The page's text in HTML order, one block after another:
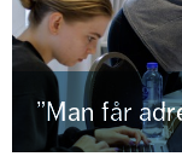
”Man får